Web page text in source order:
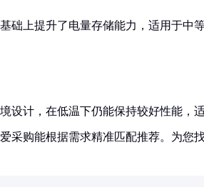
础上提升了电量存储能力，适用于中
设计，在低温下仍能保持较好性能，
采购能根据需求精准匹配推荐。为您